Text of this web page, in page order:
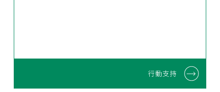
行動支持